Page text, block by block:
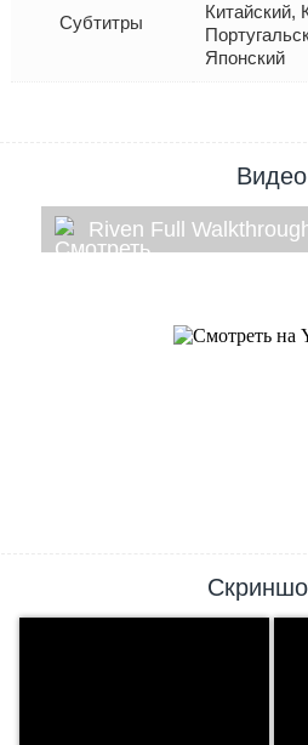
Субтитры
Китайский,
Японский
Видео
Riven Full